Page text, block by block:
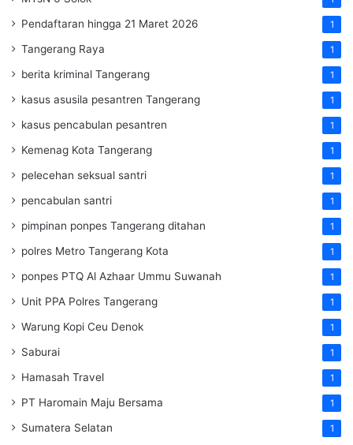
Pendaftaran hingga 21 Maret 2026 1
Tangerang Raya 1
berita kriminal Tangerang 1
kasus asusila pesantren Tangerang 1
kasus pencabulan pesantren 1
Kemenag Kota Tangerang 1
pelecehan seksual santri 1
pencabulan santri 1
pimpinan ponpes Tangerang ditahan 1
polres Metro Tangerang Kota 1
ponpes PTQ Al Azhaar Ummu Suwanah 1
Unit PPA Polres Tangerang 1
Warung Kopi Ceu Denok 1
Saburai 1
Hamasah Travel 1
PT Haromain Maju Bersama 1
Sumatera Selatan 1